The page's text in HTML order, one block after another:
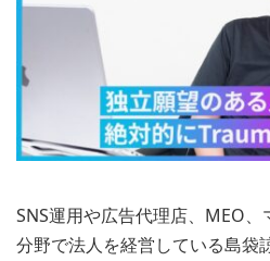
SNS運用や広告代理店、MEO
分野で法人を経営している島袋